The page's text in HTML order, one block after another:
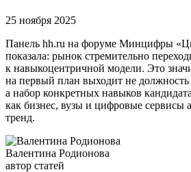
25 ноября 2025
Панель hh.ru на форуме Минцифры
показала: рынок стремительно
к навыкоцентричной модели. Это
на первый план выходит не
а набор конкретных навыков
как бизнес, вузы и цифровые сервисы
тренд.
Валентина Родионова
автор статей